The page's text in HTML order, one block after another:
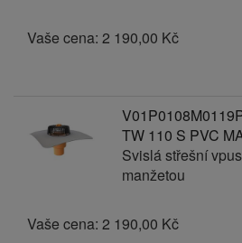
Vaše cena: 2 190,00 Kč
TW 110 S PVC
Svislá střešní
manžetou
Vaše cena: 2 190,00 Kč